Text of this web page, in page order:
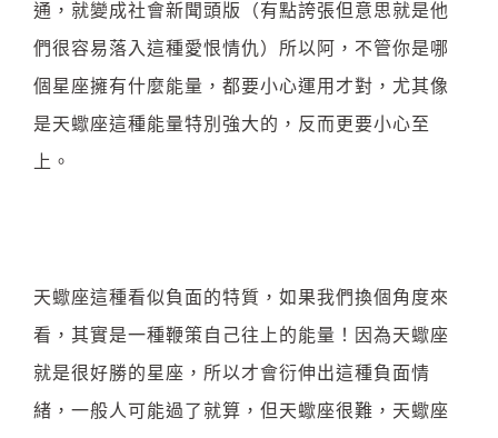
通，就變成社會新聞頭版（有點誇張但意思就是他
們很容易落入這種愛恨情仇）所以阿，不管你是哪
個星座擁有什麼能量，都要小心運用才對，尤其像
是天蠍座這種能量特別強大的，反而更要小心至
上。
天蠍座這種看似負面的特質，如果我們換個角度來
看，其實是一種鞭策自己往上的能量！因為天蠍座
就是很好勝的星座，所以才會衍伸出這種負面情
緒，一般人可能過了就算，但天蠍座很難，天蠍座